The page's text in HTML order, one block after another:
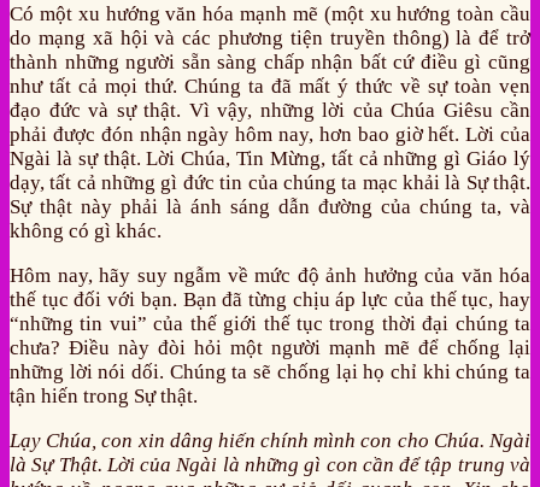
Có một xu hướng văn hóa mạnh mẽ (một xu hướng toàn cầu
do mạng xã hội và các phương tiện truyền thông) là để trở
thành những người sẵn sàng chấp nhận bất cứ điều gì cũng
như tất cả mọi thứ. Chúng ta đã mất ý thức về sự toàn vẹn
đạo đức và sự thật. Vì vậy, những lời của Chúa Giêsu cần
phải được đón nhận ngày hôm nay, hơn bao giờ hết. Lời của
Ngài là sự thật. Lời Chúa, Tin Mừng, tất cả những gì Giáo lý
dạy, tất cả những gì đức tin của chúng ta mạc khải là Sự thật.
Sự thật này phải là ánh sáng dẫn đường của chúng ta, và
không có gì khác.
Hôm nay, hãy suy ngẫm về mức độ ảnh hưởng của văn hóa
thế tục đối với bạn. Bạn đã từng chịu áp lực của thế tục, hay
“những tin vui” của thế giới thế tục trong thời đại chúng ta
chưa? Điều này đòi hỏi một người mạnh mẽ để chống lại
những lời nói dối. Chúng ta sẽ chống lại họ chỉ khi chúng ta
tận hiến trong Sự thật.
Lạy Chúa, con xin dâng hiến chính mình con cho Chúa. Ngài
là Sự Thật. Lời của Ngài là những gì con cần để tập trung và